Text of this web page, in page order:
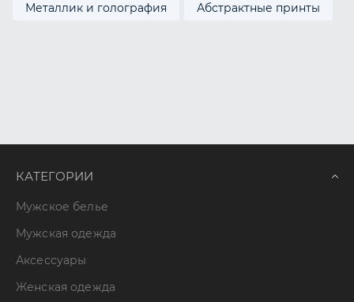
Металлик и голография Абстрактные принты
КАТЕГОРИИ
Мужское белье
Мужская одежда
Аксессуары
Женская одежда